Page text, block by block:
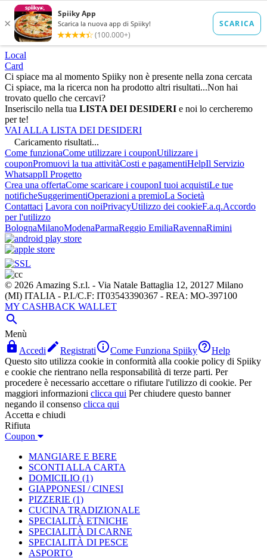
Local
Card
Ci spiace ma al momento Spiiky non è presente nella zona cercata
Ci spiace, ma la ricerca non ha prodotto altri risultati...Non hai
trovato quello che cercavi?
Inseriscilo nella tua LISTA DEI DESIDERI e noi lo cercheremo
per te!
VAI ALLA LISTA DEI DESIDERI
Caricamento risultati...
Come funzionaCome utilizzare i couponUtilizzare i
couponPromuovi la tua attivitàCosti e pagamentiHelpIl Servizio
WhatsappIl Progetto
Crea una offertaCome scaricare i couponI tuoi acquistiLe tue
notificheSuggerimentiOperazioni a premioLa Società
Contattaci Lavora con noiPrivacyUtilizzo dei cookieF.a.q.Accordo
per l'utilizzo
BolognaMilanoModenaParmaReggio EmiliaRavennaRimini
© 2026 Amazing S.r.l. - Via Natale Battaglia 12, 20127 Milano
(MI) ITALIA - P.I./C.F: IT03543390367 - REA: MO-397100
MY CASHBACK WALLET

Menù
 Accedi RegistratiCome Funziona SpiikyHelp
Questo sito utilizza cookie in conformità alla cookie policy di Spiiky
e cookie che rientrano nella responsabilità di terze parti. Per
procedere è necessario accettare o rifiutare l'utilizzo di cookie. Per
maggiori informazioni clicca qui Per chiudere questo banner
negando il consenso clicca qui
Accetta e chiudi
Rifiuta
Coupon
MANGIARE E BERE
SCONTI ALLA CARTA
DOMICILIO (1)
GIAPPONESI / CINESI
PIZZERIE (1)
CUCINA TRADIZIONALE
SPECIALITÀ ETNICHE
SPECIALITÀ DI CARNE
SPECIALITÀ DI PESCE
ASPORTO